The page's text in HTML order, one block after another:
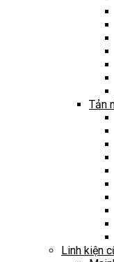
Tản
Linh kiện